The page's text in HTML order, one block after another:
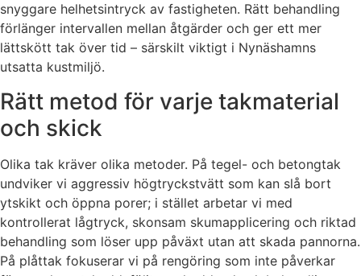
snyggare helhetsintryck av fastigheten. Rätt behandling
förlänger intervallen mellan åtgärder och ger ett mer
lättskött tak över tid – särskilt viktigt i Nynäshamns
utsatta kustmiljö.
Rätt metod för varje takmaterial
och skick
Olika tak kräver olika metoder. På tegel- och betongtak
undviker vi aggressiv högtryckstvätt som kan slå bort
ytskikt och öppna porer; i stället arbetar vi med
kontrollerat lågtryck, skonsam skumapplicering och riktad
behandling som löser upp påväxt utan att skada pannorna.
På plåttak fokuserar vi på rengöring som inte påverkar